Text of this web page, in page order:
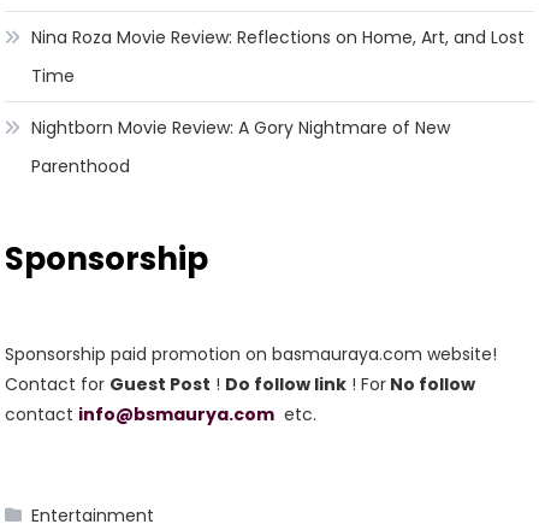
Nina Roza Movie Review: Reflections on Home, Art, and Lost
Time
Nightborn Movie Review: A Gory Nightmare of New
Parenthood
Sponsorship
Sponsorship paid promotion on basmauraya.com website!
Contact for Guest Post ! Do follow link ! For No follow
contact info@bsmaurya.com etc.
Entertainment